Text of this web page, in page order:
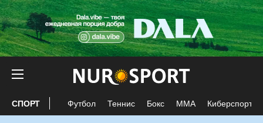
СПОРТ Футбол Теннис Бокс ММА Киберспорт